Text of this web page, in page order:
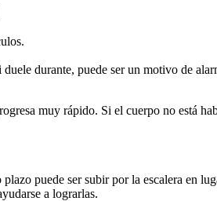
durante, puede ser un motivo de
muy rápido. Si el cuerpo no está
puede ser subir por la escalera en
a lograrlas.